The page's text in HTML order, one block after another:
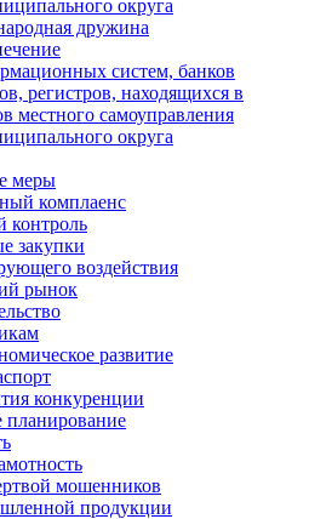
округа
дружина
систем, банков
регистров, находящихся в
местного самоуправления
округа
меры
комплаенс
контроль
закупки
воздействия
рынок
развитие
конкуренции
планирование
мошенников
продукции